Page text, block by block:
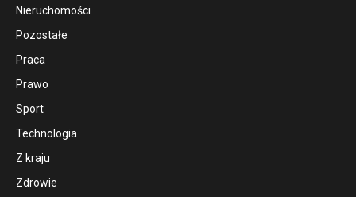
Nieruchomości
Pozostałe
Praca
Prawo
Sport
Technologia
Z kraju
Zdrowie